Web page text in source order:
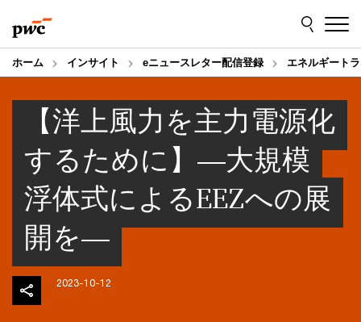
to
content
to
footer
ホーム インサイト eニュースレター配信登録 エネルギート
【洋上風力を主力電源化
するために】―大規模
浮体式によるEEZへの展
開を―
2023-10-12